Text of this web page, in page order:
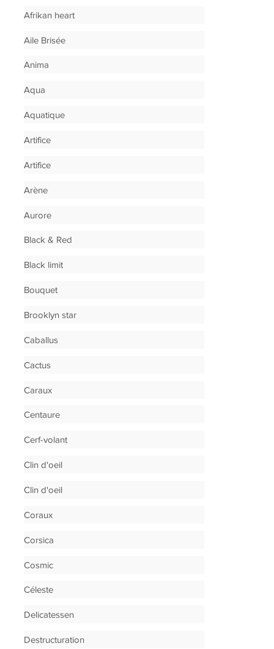
Afrikan heart
Aile Brisée
Anima
Aqua
Aquatique
Artifice
Artifice
Arène
Aurore
Black & Red
Black limit
Bouquet
Brooklyn star
Caballus
Cactus
Caraux
Centaure
Cerf-volant
Clin d'oeil
Clin d'oeil
Coraux
Corsica
Cosmic
Céleste
Delicatessen
Destructuration